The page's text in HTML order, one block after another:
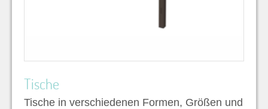
Tische
Tische in verschiedenen Formen, Größen und